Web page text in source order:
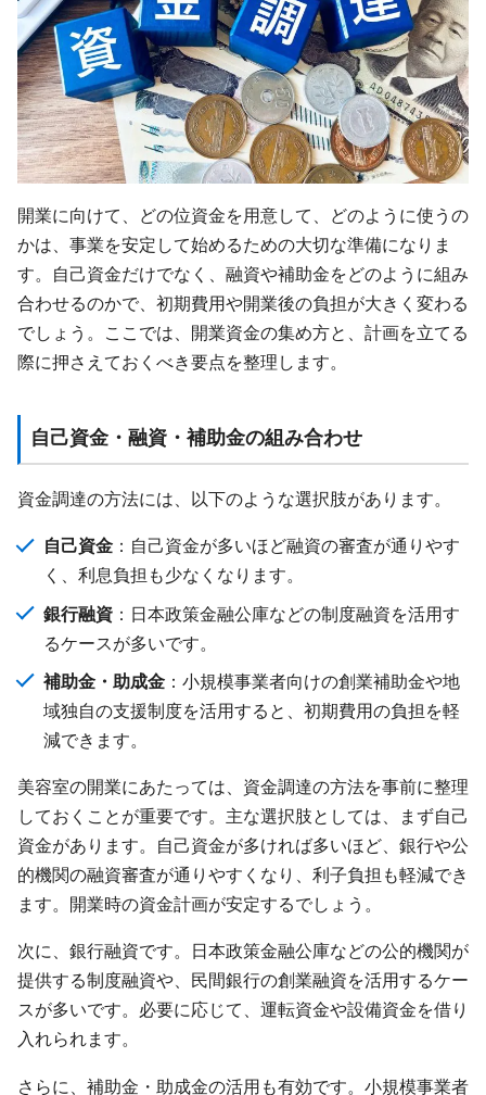
開業に向けて、どの位資金を用意して、どのように使うの
かは、事業を安定して始めるための大切な準備になりま
す。自己資金だけでなく、融資や補助金をどのように組み
合わせるのかで、初期費用や開業後の負担が大きく変わる
でしょう。ここでは、開業資金の集め方と、計画を立てる
際に押さえておくべき要点を整理します。
自己資金・融資・補助金の組み合わせ
資金調達の方法には、以下のような選択肢があります。
自己資金 ：自己資金が多いほど融資の審査が通りやす
く、利息負担も少なくなります。
銀行融資 ：日本政策金融公庫などの制度融資を活用す
るケースが多いです。
補助金・助成金 ：小規模事業者向けの創業補助金や地
域独自の支援制度を活用すると、初期費用の負担を軽
減できます。
美容室の開業にあたっては、資金調達の方法を事前に整理
しておくことが重要です。主な選択肢としては、まず自己
資金があります。自己資金が多ければ多いほど、銀行や公
的機関の融資審査が通りやすくなり、利子負担も軽減でき
ます。開業時の資金計画が安定するでしょう。
次に、銀行融資です。日本政策金融公庫などの公的機関が
提供する制度融資や、民間銀行の創業融資を活用するケー
スが多いです。必要に応じて、運転資金や設備資金を借り
入れられます。
さらに、補助金・助成金の活用も有効です。小規模事業者